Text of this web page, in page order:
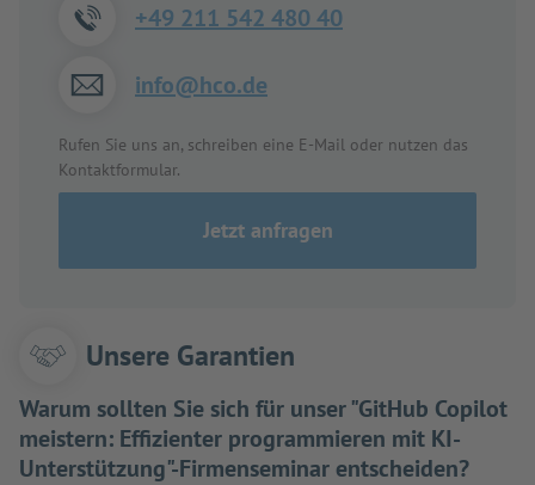
+49 211 542 480 40
info@hco.de
Rufen Sie uns an, schreiben eine E-Mail oder nutzen das
Kontaktformular.
Jetzt anfragen
Unsere Garantien
Warum sollten Sie sich für unser "GitHub Copilot
meistern: Effizienter programmieren mit KI-
Unterstützung"-Firmenseminar entscheiden?